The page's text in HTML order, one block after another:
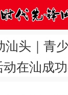
汕头｜青
在汕成